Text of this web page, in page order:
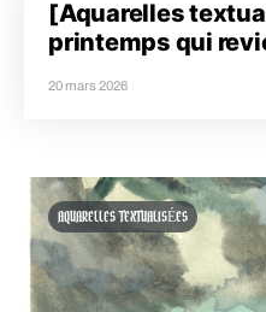
[Aquarelles
printemps qui
20 mars 2026
AQUARELLES TEXTUALISÉES